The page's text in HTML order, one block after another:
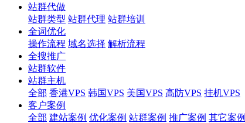
站群代做
站群类型 站群代理 站群培训
全词优化
操作流程 域名选择 解析流程
全搜推广
站群软件
站群主机
全部 香港VPS 韩国VPS 美国VPS 高防VPS 挂机VPS
客户案例
全部 建站案例 优化案例 站群案例 推广案例 其它案例